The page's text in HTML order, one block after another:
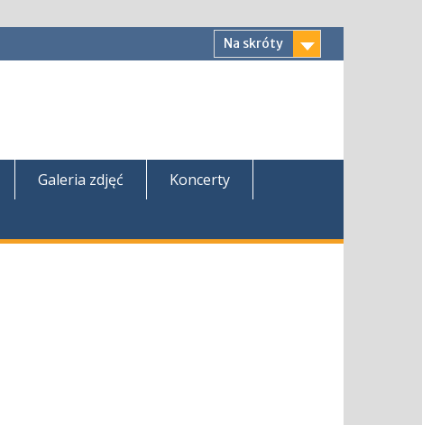
Na skróty
Galeria zdjęć
Koncerty